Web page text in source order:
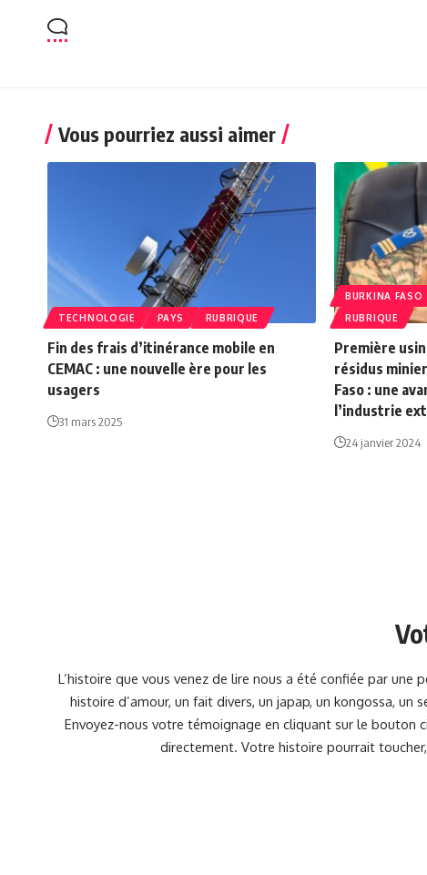
Vous pourriez aussi aimer
TECHNOLOGIE PAYS RUBRIQUE
Fin des frais d’itinérance mobile en
CEMAC : une nouvelle ère pour les
usagers
31 mars 2025
BURKINA FASO
RUBRIQUE
Première
résidus
Faso : une
l’industrie
24 janvier 2024
L’histoire que vous venez de lire nous a été confiée par
histoire d’amour, un fait divers, un japap, un kongossa,
Envoyez-nous votre témoignage en cliquant sur le bouton
directement. Votre histoire pourrait